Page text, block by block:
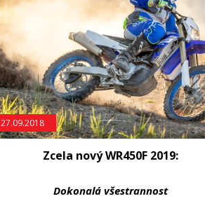
27.09.2018
Zcela nový WR450F 2019:
Dokonalá všestrannost